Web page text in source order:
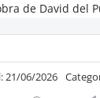
de David del
21/06/2026